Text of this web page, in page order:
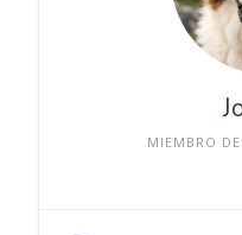
MIEMBRO